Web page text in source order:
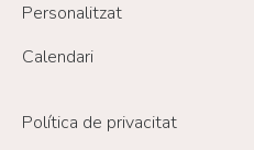
Personalitzat
Calendari
Política de privacitat